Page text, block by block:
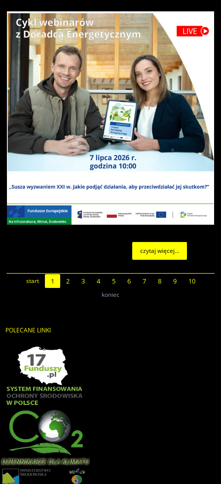
czytaj więcej...
start 1 2 3 4 5 6 7 8 9 10
koniec
POLECANE LINKI